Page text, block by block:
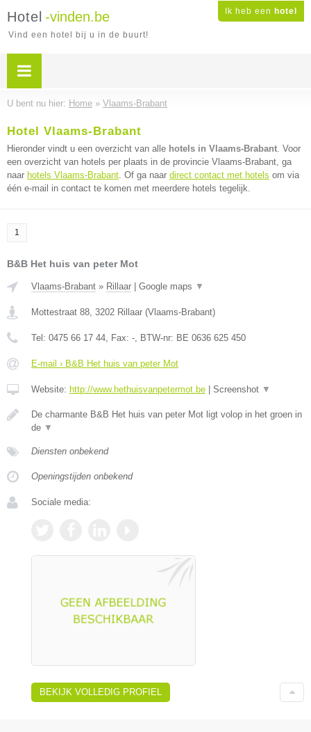
Ik heb een hotel
Hotel -vinden.be
Vind een hotel bij u in de buurt!
U bent nu hier: Home » Vlaams-Brabant
Hotel Vlaams-Brabant
Hieronder vindt u een overzicht van alle hotels in Vlaams-Brabant. Voor
een overzicht van hotels per plaats in de provincie Vlaams-Brabant, ga
naar hotels Vlaams-Brabant. Of ga naar direct contact met hotels om via
één e-mail in contact te komen met meerdere hotels tegelijk.
1
B&B Het huis van peter Mot
Vlaams-Brabant » Rillaar Google maps ▼
Mottestraat 88, 3202 Rillaar (Vlaams-Brabant)
Tel: 0475 66 17 44, Fax: -, BTW-nr: BE 0636 625 450
E-mail › B&B Het huis van peter Mot
Website: http://www.hethuisvanpetermot.be Screenshot ▼
De charmante B&B Het huis van peter Mot ligt volop in het groen in
de ▼
Diensten onbekend
Openingstijden onbekend
Sociale media:
BEKIJK VOLLEDIG PROFIEL